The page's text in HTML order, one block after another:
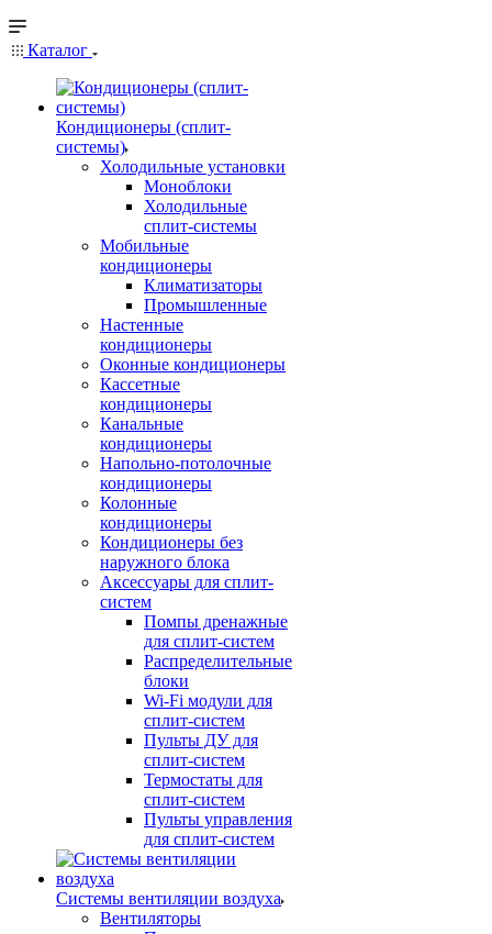
Каталог
Кондиционеры (сплит-
системы)
Холодильные установки
Моноблоки
Холодильные
сплит-системы
Мобильные
кондиционеры
Климатизаторы
Промышленные
Настенные
кондиционеры
Оконные кондиционеры
Кассетные
кондиционеры
Канальные
кондиционеры
Напольно-потолочные
кондиционеры
Колонные
кондиционеры
Кондиционеры без
наружного блока
Аксессуары для сплит-
систем
Помпы дренажные
для сплит-систем
Распределительные
блоки
Wi-Fi модули для
сплит-систем
Пульты ДУ для
сплит-систем
Термостаты для
сплит-систем
Пульты управления
для сплит-систем
Системы вентиляции воздуха
Вентиляторы